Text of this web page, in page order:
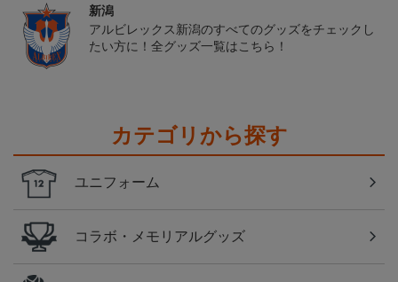
新潟
アルビレックス新潟のすべてのグッズをチェックし
たい方に！全グッズ一覧はこちら！
カテゴリから探す
ユニフォーム
コラボ・メモリアルグッズ